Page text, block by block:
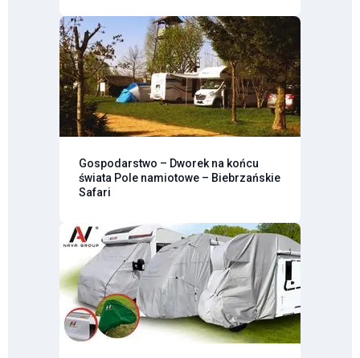
Gospodarstwo – Dworek na końcu
świata Pole namiotowe – Biebrzańskie
Safari